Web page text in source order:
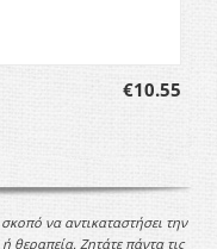
€10.55
να αντικαταστήσει την
θεραπεία. Ζητάτε πάντα τις